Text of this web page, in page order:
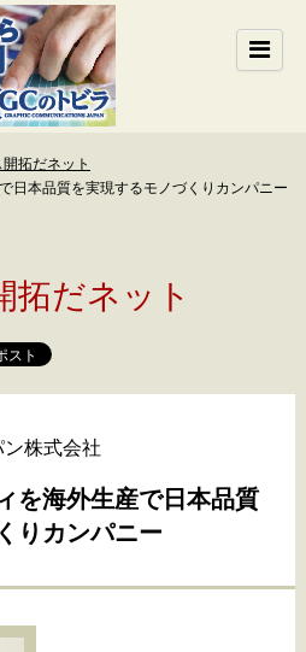
拓だネット
日本品質を実現するモノづくりカンパニー
拓だネット
株式会社
を海外生産で日本品質
りカンパニー